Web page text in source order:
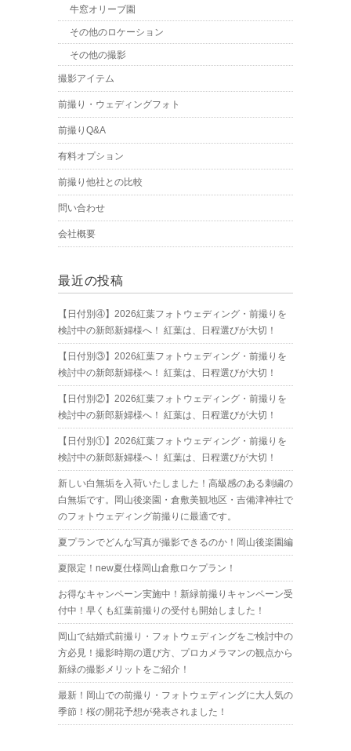
牛窓オリーブ園
その他のロケーション
その他の撮影
撮影アイテム
前撮り・ウェディングフォト
前撮りQ&A
有料オプション
前撮り他社との比較
問い合わせ
会社概要
最近の投稿
【日付別④】2026紅葉フォトウェディング・前撮りを
検討中の新郎新婦様へ！ 紅葉は、日程選びが大切！
【日付別③】2026紅葉フォトウェディング・前撮りを
検討中の新郎新婦様へ！ 紅葉は、日程選びが大切！
【日付別②】2026紅葉フォトウェディング・前撮りを
検討中の新郎新婦様へ！ 紅葉は、日程選びが大切！
【日付別①】2026紅葉フォトウェディング・前撮りを
検討中の新郎新婦様へ！ 紅葉は、日程選びが大切！
新しい白無垢を入荷いたしました！高級感のある刺繍の
白無垢です。岡山後楽園・倉敷美観地区・吉備津神社で
のフォトウェディング前撮りに最適です。
夏プランでどんな写真が撮影できるのか！岡山後楽園編
夏限定！new夏仕様岡山倉敷ロケプラン！
お得なキャンペーン実施中！新緑前撮りキャンペーン受
付中！早くも紅葉前撮りの受付も開始しました！
岡山で結婚式前撮り・フォトウェディングをご検討中の
方必見！撮影時期の選び方、プロカメラマンの観点から
新緑の撮影メリットをご紹介！
最新！岡山での前撮り・フォトウェディングに大人気の
季節！桜の開花予想が発表されました！